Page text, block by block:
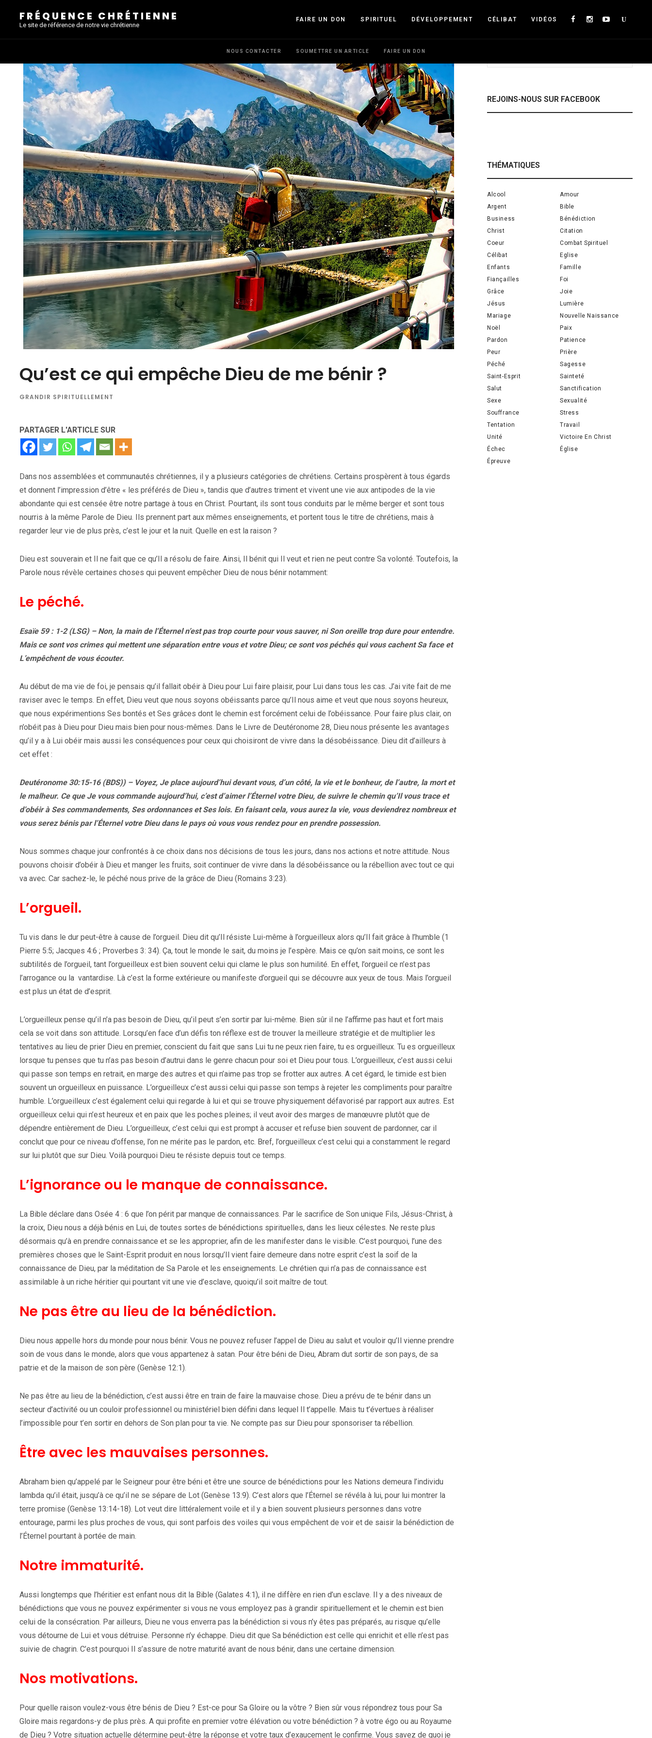
FRÉQUENCE CHRÉTIENNE
Le site de référence de notre vie chrétienne
FAIRE UN DON SPIRITUEL DÉVELOPPEMENT CÉLIBAT VIDÉOS
NOUS CONTACTER SOUMETTRE UN ARTICLE FAIRE UN DON
Qu’est ce qui empêche Dieu de me bénir ?
GRANDIR SPIRITUELLEMENT
PARTAGER L'ARTICLE SUR
Dans nos assemblées et communautés chrétiennes, il y a plusieurs catégories de chrétiens. Certains prospèrent à tous égards
et donnent l’impression d’être « les préférés de Dieu », tandis que d’autres triment et vivent une vie aux antipodes de la vie
abondante qui est censée être notre partage à tous en Christ. Pourtant, ils sont tous conduits par le même berger et sont tous
nourris à la même Parole de Dieu. Ils prennent part aux mêmes enseignements, et portent tous le titre de chrétiens, mais à
regarder leur vie de plus près, c’est le jour et la nuit. Quelle en est la raison ?
Dieu est souverain et Il ne fait que ce qu’Il a résolu de faire. Ainsi, Il bénit qui Il veut et rien ne peut contre Sa volonté. Toutefois, la
Parole nous révèle certaines choses qui peuvent empêcher Dieu de nous bénir notamment:
Le péché.
Esaïe 59 : 1-2 (LSG) – Non, la main de l’Éternel n’est pas trop courte pour vous sauver, ni Son oreille trop dure pour entendre.
Mais ce sont vos crimes qui mettent une séparation entre vous et votre Dieu; ce sont vos péchés qui vous cachent Sa face et
L’empêchent de vous écouter.
Au début de ma vie de foi, je pensais qu’il fallait obéir à Dieu pour Lui faire plaisir, pour Lui dans tous les cas. J’ai vite fait de me
raviser avec le temps. En effet, Dieu veut que nous soyons obéissants parce qu’Il nous aime et veut que nous soyons heureux,
que nous expérimentions Ses bontés et Ses grâces dont le chemin est forcément celui de l’obéissance. Pour faire plus clair, on
n’obéit pas à Dieu pour Dieu mais bien pour nous-mêmes. Dans le Livre de Deutéronome 28, Dieu nous présente les avantages
qu’il y a à Lui obéir mais aussi les conséquences pour ceux qui choisiront de vivre dans la désobéissance. Dieu dit d’ailleurs à
cet effet :
Deutéronome 30:15-16 (BDS)) – Voyez, Je place aujourd’hui devant vous, d’un côté, la vie et le bonheur, de l’autre, la mort et
le malheur. Ce que Je vous commande aujourd’hui, c’est d’aimer l’Éternel votre Dieu, de suivre le chemin qu’Il vous trace et
d’obéir à Ses commandements, Ses ordonnances et Ses lois. En faisant cela, vous aurez la vie, vous deviendrez nombreux et
vous serez bénis par l’Éternel votre Dieu dans le pays où vous vous rendez pour en prendre possession.
Nous sommes chaque jour confrontés à ce choix dans nos décisions de tous les jours, dans nos actions et notre attitude. Nous
pouvons choisir d’obéir à Dieu et manger les fruits, soit continuer de vivre dans la désobéissance ou la rébellion avec tout ce qui
va avec. Car sachez-le, le péché nous prive de la grâce de Dieu (Romains 3:23).
L’orgueil.
Tu vis dans le dur peut-être à cause de l’orgueil. Dieu dit qu’Il résiste Lui-même à l’orgueilleux alors qu’Il fait grâce à l’humble (1
Pierre 5:5; Jacques 4:6 ; Proverbes 3: 34). Ça, tout le monde le sait, du moins je l’espère. Mais ce qu’on sait moins, ce sont les
subtilités de l’orgueil, tant l’orgueilleux est bien souvent celui qui clame le plus son humilité. En effet, l’orgueil ce n’est pas
l’arrogance ou la vantardise. Là c’est la forme extérieure ou manifeste d’orgueil qui se découvre aux yeux de tous. Mais l’orgueil
est plus un état de d’esprit.
L’orgueilleux pense qu’il n’a pas besoin de Dieu, qu’il peut s’en sortir par lui-même. Bien sûr il ne l’affirme pas haut et fort mais
cela se voit dans son attitude. Lorsqu’en face d’un défis ton réflexe est de trouver la meilleure stratégie et de multiplier les
tentatives au lieu de prier Dieu en premier, conscient du fait que sans Lui tu ne peux rien faire, tu es orgueilleux. Tu es orgueilleux
lorsque tu penses que tu n’as pas besoin d’autrui dans le genre chacun pour soi et Dieu pour tous. L’orgueilleux, c’est aussi celui
qui passe son temps en retrait, en marge des autres et qui n’aime pas trop se frotter aux autres. A cet égard, le timide est bien
souvent un orgueilleux en puissance. L’orgueilleux c’est aussi celui qui passe son temps à rejeter les compliments pour paraître
humble. L’orgueilleux c’est également celui qui regarde à lui et qui se trouve physiquement défavorisé par rapport aux autres. Est
orgueilleux celui qui n’est heureux et en paix que les poches pleines; il veut avoir des marges de manœuvre plutôt que de
dépendre entièrement de Dieu. L’orgueilleux, c’est celui qui est prompt à accuser et refuse bien souvent de pardonner, car il
conclut que pour ce niveau d’offense, l’on ne mérite pas le pardon, etc. Bref, l’orgueilleux c’est celui qui a constamment le regard
sur lui plutôt que sur Dieu. Voilà pourquoi Dieu te résiste depuis tout ce temps.
L’ignorance ou le manque de connaissance.
La Bible déclare dans Osée 4 : 6 que l’on périt par manque de connaissances. Par le sacrifice de Son unique Fils, Jésus-Christ, à
la croix, Dieu nous a déjà bénis en Lui, de toutes sortes de bénédictions spirituelles, dans les lieux célestes. Ne reste plus
désormais qu’à en prendre connaissance et se les approprier, afin de les manifester dans le visible. C’est pourquoi, l’une des
premières choses que le Saint-Esprit produit en nous lorsqu’Il vient faire demeure dans notre esprit c’est la soif de la
connaissance de Dieu, par la méditation de Sa Parole et les enseignements. Le chrétien qui n’a pas de connaissance est
assimilable à un riche héritier qui pourtant vit une vie d’esclave, quoiqu’il soit maître de tout.
Ne pas être au lieu de la bénédiction.
Dieu nous appelle hors du monde pour nous bénir. Vous ne pouvez refuser l’appel de Dieu au salut et vouloir qu’Il vienne prendre
soin de vous dans le monde, alors que vous appartenez à satan. Pour être béni de Dieu, Abram dut sortir de son pays, de sa
patrie et de la maison de son père (Genèse 12:1).
Ne pas être au lieu de la bénédiction, c’est aussi être en train de faire la mauvaise chose. Dieu a prévu de te bénir dans un
secteur d’activité ou un couloir professionnel ou ministériel bien défini dans lequel Il t’appelle. Mais tu t’évertues à réaliser
l’impossible pour t’en sortir en dehors de Son plan pour ta vie. Ne compte pas sur Dieu pour sponsoriser ta rébellion.
Être avec les mauvaises personnes.
Abraham bien qu’appelé par le Seigneur pour être béni et être une source de bénédictions pour les Nations demeura l’individu
lambda qu’il était, jusqu’à ce qu’il ne se sépare de Lot (Genèse 13:9). C’est alors que l’Éternel se révéla à lui, pour lui montrer la
terre promise (Genèse 13:14-18). Lot veut dire littéralement voile et il y a bien souvent plusieurs personnes dans votre
entourage, parmi les plus proches de vous, qui sont parfois des voiles qui vous empêchent de voir et de saisir la bénédiction de
l’Éternel pourtant à portée de main.
Notre immaturité.
Aussi longtemps que l’héritier est enfant nous dit la Bible (Galates 4:1), il ne diffère en rien d’un esclave. Il y a des niveaux de
bénédictions que vous ne pouvez expérimenter si vous ne vous employez pas à grandir spirituellement et le chemin est bien
celui de la consécration. Par ailleurs, Dieu ne vous enverra pas la bénédiction si vous n’y êtes pas préparés, au risque qu’elle
vous détourne de Lui et vous détruise. Personne n’y échappe. Dieu dit que Sa bénédiction est celle qui enrichit et elle n’est pas
suivie de chagrin. C’est pourquoi Il s’assure de notre maturité avant de nous bénir, dans une certaine dimension.
Nos motivations.
Pour quelle raison voulez-vous être bénis de Dieu ? Est-ce pour Sa Gloire ou la vôtre ? Bien sûr vous répondrez tous pour Sa
Gloire mais regardons-y de plus près. A qui profite en premier votre élévation ou votre bénédiction ? à votre égo ou au Royaume
de Dieu ? Votre situation actuelle détermine peut-être la réponse et votre taux d’exaucement le confirme. Vous savez de quoi je
journeys have secret destinations of which the
REJOINS-NOUS SUR FACEBOOK
THÉMATIQUES
Alcool
Amour
Argent
Bible
Business
Bénédiction
Christ
Citation
Coeur
Combat Spirituel
Célibat
Eglise
Enfants
Famille
Fiançailles
Foi
Grâce
Joie
Jésus
Lumière
Mariage
Nouvelle Naissance
Noël
Paix
Pardon
Patience
Peur
Prière
Péché
Sagesse
Saint-Esprit
Sainteté
Salut
Sanctification
Sexe
Sexualité
Souffrance
Stress
Tentation
Travail
Unité
Victoire En Christ
Échec
Église
Épreuve